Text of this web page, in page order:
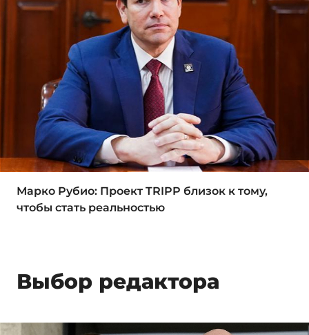
Марко Рубио: Проект TRIPP близок к тому,
чтобы стать реальностью
Выбор редактора